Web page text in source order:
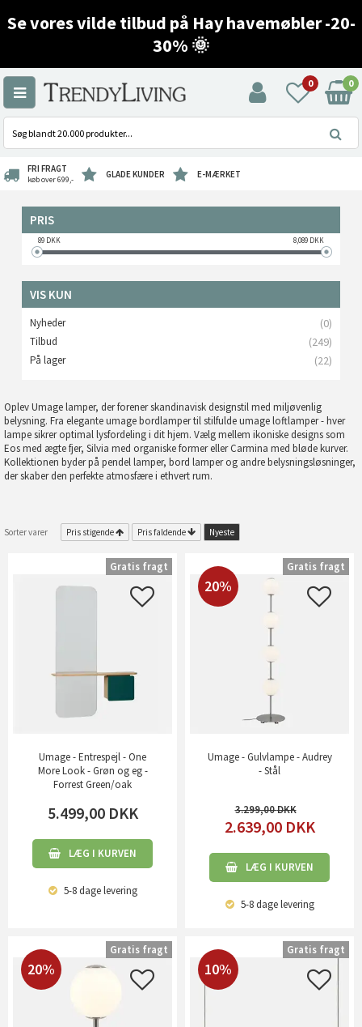
Se vores vilde tilbud på Hay havemøbler -20-
30% 🌞
0 0
FRI FRAGT
køb over 699,- GLADE KUNDER E-MÆRKET
PRIS
89DKK 8,089DKK
VIS KUN
Nyheder (0)
Tilbud (249)
På lager (22)
Oplev Umage lamper, der forener skandinavisk designstil med miljøvenlig
belysning. Fra elegante umage bordlamper til stilfulde umage loftlamper - hver
lampe sikrer optimal lysfordeling i dit hjem. Vælg mellem ikoniske designs som
Eos med ægte fjer, Silvia med organiske former eller Carmina med bløde kurver.
Kollektionen byder på pendel lamper, bord lamper og andre belysningsløsninger,
der skaber den perfekte atmosfære i ethvert rum.
Sorter varer Pris stigende Pris faldende Nyeste
Umage - Entrespejl - One
More Look - Grøn og eg -
Forrest Green/oak
5.499,00 DKK
LÆG I KURVEN
5-8 dagelevering
Gratis fragt
20%
Umage - Gulvlampe - Audrey
- Stål
3.299,00
2.639,00 DKK
LÆG I KURVEN
5-8 dagelevering
Gratis fragt
20%
Gratis fragt
10%
Gratis fragt